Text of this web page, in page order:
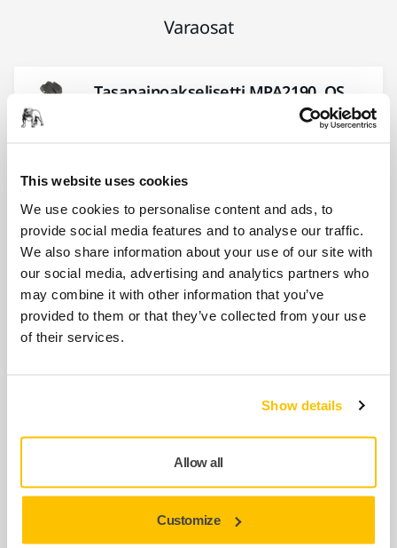
This website uses cookies
We use cookies to personalise content and ads, to
provide social media features and to analyse our traffic.
We also share information about your use of our site with
our social media, advertising and analytics partners who
may combine it with other information that you’ve
provided to them or that they’ve collected from your use
of their services.
Show details
Allow all
Customize
Varaosat
Tasapainoakselisetti MPA2190, OS
O-rengas MPA0042
8993008211
Välilevy MPA0079, OS-koneet
8991601111
8991600911
Näytä lisää